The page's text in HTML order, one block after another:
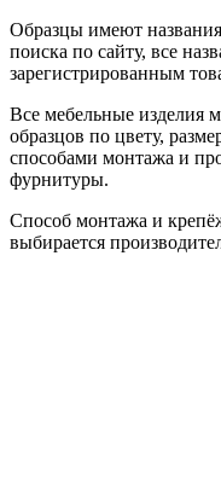
Образцы имеют
поиска по сайту, все
зарегистрированным
Все мебельные изделия
образцов по цвету,
способами монтажа и
фурнитуры.
Способ монтажа и
выбирается